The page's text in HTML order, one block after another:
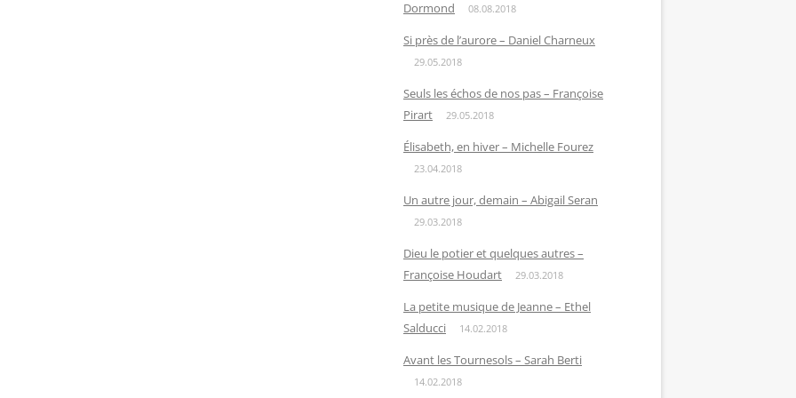
Dormond 08.08.2018
Si près de l’aurore – Daniel Charneux
29.05.2018
Seuls les échos de nos pas – Françoise
Pirart
29.05.2018
Élisabeth, en hiver – Michelle Fourez
23.04.2018
Un autre jour, demain – Abigail Seran
29.03.2018
Dieu le potier et quelques autres –
Françoise Houdart
29.03.2018
La petite musique de Jeanne – Ethel
Salducci
14.02.2018
Avant les Tournesols – Sarah Berti
14.02.2018